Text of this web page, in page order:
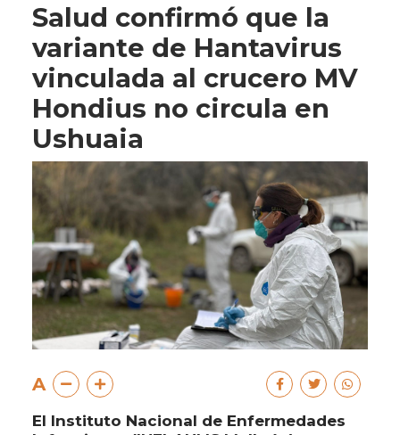
Salud confirmó que la
variante de Hantavirus
vinculada al crucero MV
Hondius no circula en
Ushuaia
A
El Instituto Nacional de Enfermedades